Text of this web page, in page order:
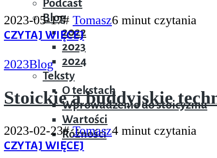
Podcast
Blog
2022
2023
2024
Teksty
O tekstach
Wprowadzenie do stoicyzmu
Wartości
Różności
2023-05-17# Tomasz6 minut czytania
CZYTAJ WIĘCEJ
2023Blog
Stoickie a buddyjskie
2023-02-23#Tomasz4 minut czytania
CZYTAJ WIĘCEJ